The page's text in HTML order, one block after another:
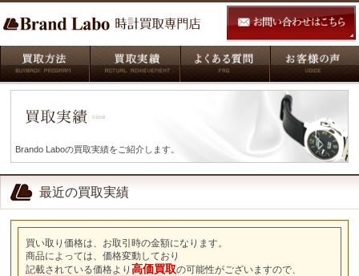
Brando Laboの買取実績をご紹介します。
最近の買取実績
買い取り価格は、お取引時の金額になります。
商品によっては、価格変動しており
記載されている価格より 高価買取の可能性がございますので、